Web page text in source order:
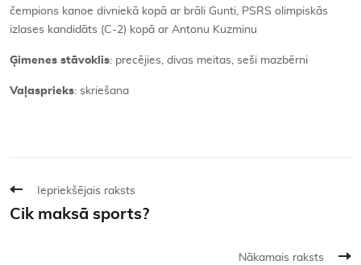
čempions kanoe divniekā kopā ar brāli Gunti, PSRS olimpiskās
izlases kandidāts (C-2) kopā ar Antonu Kuzminu
Ģimenes stāvoklis: precējies, divas meitas, seši mazbērni
Vaļasprieks: skriešana
Iepriekšējais raksts
Cik maksā sports?
Nākamais raksts